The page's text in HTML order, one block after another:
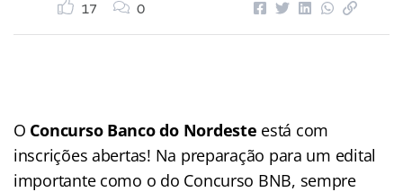
17 0
O Concurso Banco do Nordeste está com
inscrições abertas! Na preparação para um edital
importante como o do Concurso BNB, sempre